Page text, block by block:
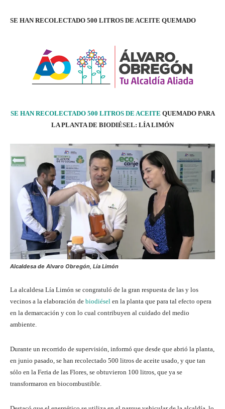
SE HAN RECOLECTADO 500 LITROS DE ACEITE QUEMADO
SE HAN RECOLECTADO 500 LITROS DE ACEITE QUEMADO PARA
LA PLANTA DE BIODIÉSEL: LÍA LIMÓN
Alcaldesa de Alvaro Obregón, Lía Limón
La alcaldesa Lía Limón se congratuló de la gran respuesta de las y los
vecinos a la elaboración de biodiésel en la planta que para tal efecto opera
en la demarcación y con lo cual contribuyen al cuidado del medio
ambiente.
Durante un recorrido de supervisión, informó que desde que abrió la planta,
en junio pasado, se han recolectado 500 litros de aceite usado, y que tan
sólo en la Feria de las Flores, se obtuvieron 100 litros, que ya se
transformaron en biocombustible.